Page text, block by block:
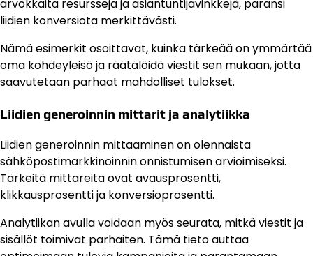
arvokkaita resursseja ja asiantuntijavinkkejä, paransi
liidien konversiota merkittävästi.
Nämä esimerkit osoittavat, kuinka tärkeää on ymmärtää
oma kohdeyleisö ja räätälöidä viestit sen mukaan, jotta
saavutetaan parhaat mahdolliset tulokset.
Liidien generoinnin mittarit ja analytiikka
Liidien generoinnin mittaaminen on olennaista
sähköpostimarkkinoinnin onnistumisen arvioimiseksi.
Tärkeitä mittareita ovat avausprosentti,
klikkausprosentti ja konversioprosentti.
Analytiikan avulla voidaan myös seurata, mitkä viestit ja
sisällöt toimivat parhaiten. Tämä tieto auttaa